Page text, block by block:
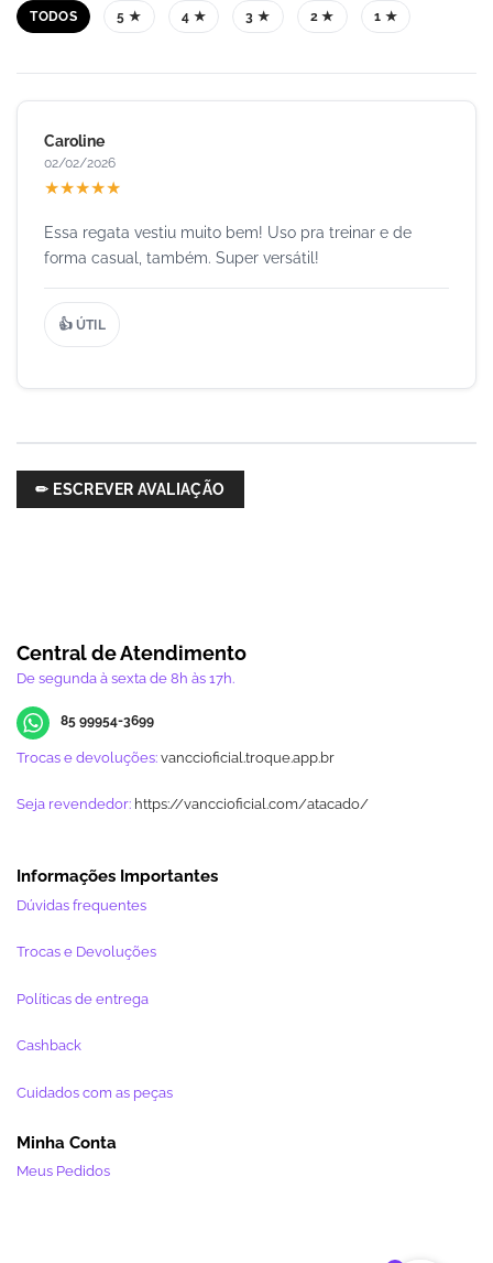
TODOS 5 ★ 4 ★ 3 ★ 2 ★ 1 ★
Caroline
02/02/2026
★★★★★
Essa regata vestiu muito bem! Uso pra treinar e de
forma casual, também. Super versátil!
👍 ÚTIL
✏ ESCREVER AVALIAÇÃO
Central de Atendimento
De segunda à sexta de 8h às 17h.
85 99954-3699
Trocas e devoluções: vanccioficial.troque.app.br
Seja revendedor: https://vanccioficial.com/atacado/
Informações Importantes
Dúvidas frequentes
Trocas e Devoluções
Políticas de entrega
Cashback
Cuidados com as peças
Minha Conta
Meus Pedidos